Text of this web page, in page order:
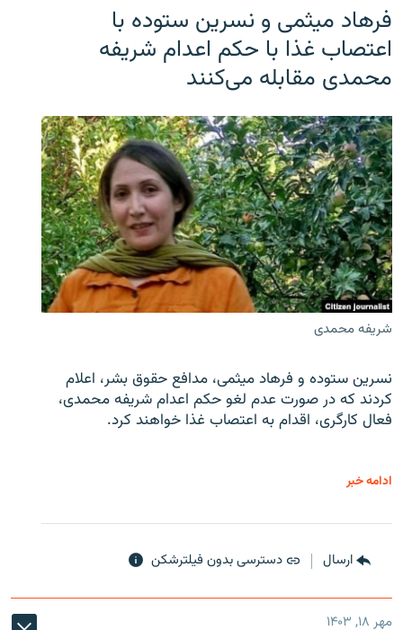
فرهاد میثمی و نسرین ستوده با
اعتصاب غذا با حکم اعدام شریفه
محمدی مقابله می‌کنند
شریفه محمدی
نسرین ستوده و فرهاد میثمی، مدافع حقوق بشر، اعلام
کردند که در صورت عدم لغو حکم اعدام شریفه محمدی،
فعال کارگری، اقدام به اعتصاب غذا خواهند کرد.
ادامه خبر
ارسال دسترسی بدون فیلترشکن
مهر ۱۸, ۱۴۰۳